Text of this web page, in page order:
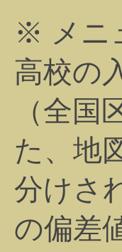
※ メニ
高校の
（全
た、地
分けさ
の偏差